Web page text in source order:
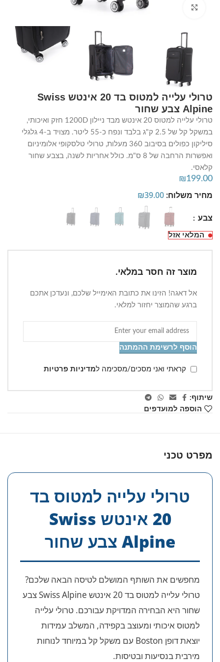
Click to enlarge
טרולי עלייה למטוס בד 20 אינטש Swiss
Alpine צבע שחור
טרולי עלייה למטוס 20 אינטש מבד ניילון 1200D חזק ואיכותי,
במשקל קל של 2.5 ק"ג בלבד ונפח כ-55 ליטר. מצויד ב-4 גלגלי
סיליקון כפולים בסיבוב 360 מעלות, טרולי טלסקופי אלומיניום
ואפשרות הרחבה של 8 ס"מ. כולל אחריות לשנה, בצבע שחור
קלאסי.
₪199.00
מחיר משלוח: ₪39.00
צבע
המלאי אזל
מוצר זה חסר במלאי.
אל דאגה! הזינו את כתובת האימייל שלכם, ונעדכן אתכם
ברגע שהמוצר יחזור למלאי.
הוסף לרשימת ההמתנה
קראתי ואני מסכים/מסכימה למדיניות פרטיות
שיתוף:
הוספה למועדפים
מפרט טכני
טרולי עלייה למטוס בד
20 אינטש Swiss
Alpine צבע שחור
מחפשים את השותף המושלם לטיסה הבאה שלכם?
טרולי עלייה למטוס בד 20 אינטש Swiss Alpine צבע
שחור היא הבחירה המדויקת עבורכם. טרולי עלייה
למטוס איכותי ומעוצב בקפידה, המשלב עמידות
יוצאת דופן Boston עם משקל קל במיוחד לנוחות
מירבית בנסיעות ובטיסות.